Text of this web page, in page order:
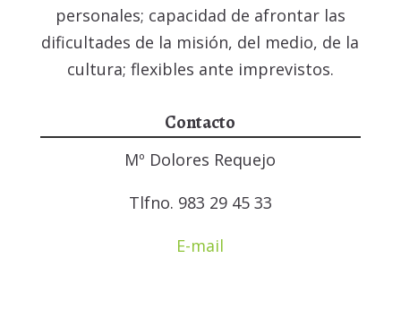
personales; capacidad de afrontar las
dificultades de la misión, del medio, de la
cultura; flexibles ante imprevistos.
Contacto
Mº Dolores Requejo
Tlfno. 983 29 45 33
E-mail